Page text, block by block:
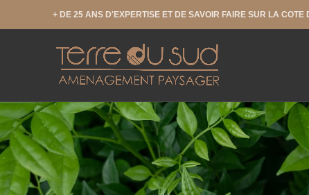
+ DE 25 ANS D'EXPERTISE ET DE SAVOIR FAIRE SUR LA COTE